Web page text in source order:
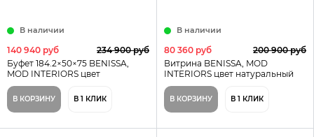
В наличии
140 940 руб
234 900 руб
Буфет 184.2×50×75 BENISSA,
MOD INTERIORS цвет
натуральный
В КОРЗИНУ В 1 КЛИК
В наличии
80 360 руб
200 900 руб
Витрина BENISSA, MOD
INTERIORS цвет натуральный
В КОРЗИНУ В 1 КЛИК